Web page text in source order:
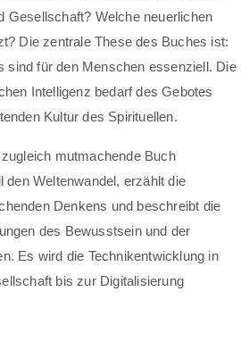
Gesellschaft? Welche neuerlichen
Die zentrale These des Buches ist:
sind für den Menschen essenziell. Die
Intelligenz bedarf des Gebotes
Kultur des Spirituellen.
mutmachende Buch
den Weltenwandel, erzählt die
Denkens und beschreibt die
des Bewusstsein und der
Es wird die Technikentwicklung in
bis zur Digitalisierung